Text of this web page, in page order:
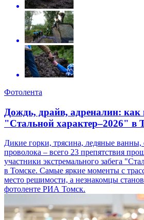
Фотолента
Дождь, драйв, адреналин:
"Стальной характер–2026" в
Дикие горки, трясина, ледяные ванны,
проволока – всего 23 препятствия
участники экстремального забега
в Томске. Самые яркие моменты с
место решимости, а незнакомцы
фотоленте РИА Томск.